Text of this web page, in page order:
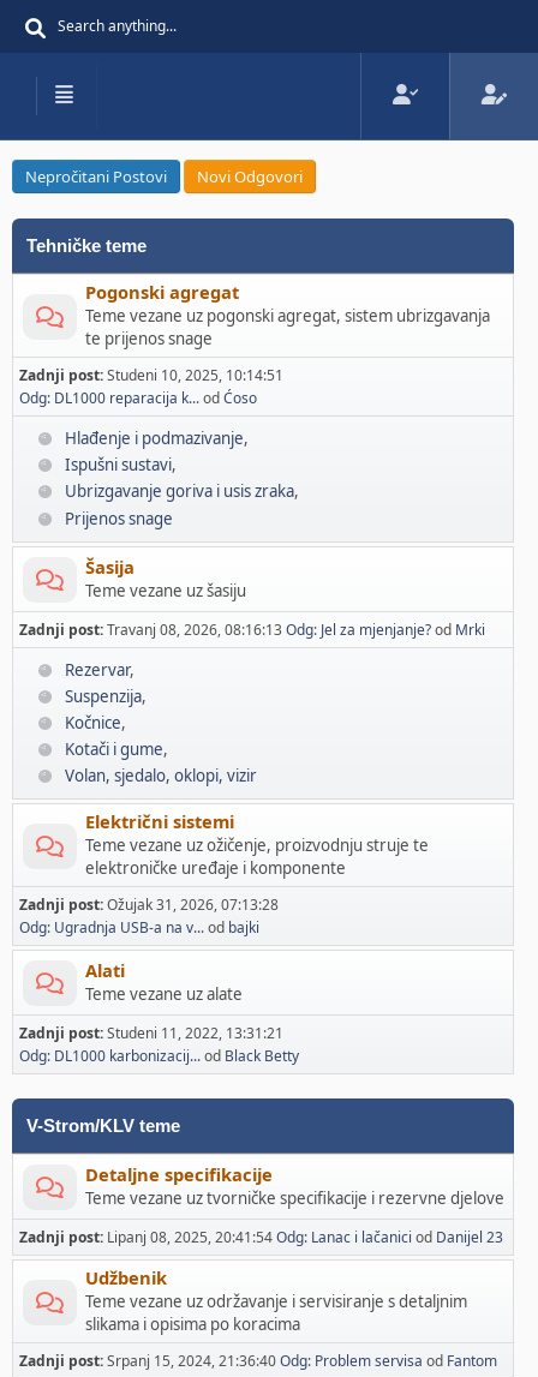
Nepročitani Postovi Novi Odgovori
Tehničke teme
Pogonski agregat
Teme vezane uz pogonski agregat, sistem ubrizgavanja
te prijenos snage
Zadnji post:Studeni 10, 2025, 10:14:51
Odg: DL1000 reparacija k...odĆoso
Hlađenje i podmazivanje
Ispušni sustavi
Ubrizgavanje goriva i usis zraka
Prijenos snage
Šasija
Teme vezane uz šasiju
Zadnji post:Travanj 08, 2026, 08:16:13Odg: Jel za mjenjanje?od Mrki
Rezervar
Suspenzija
Kočnice
Kotači i gume
Volan, sjedalo, oklopi, vizir
Električni sistemi
Teme vezane uz ožičenje, proizvodnju struje te
elektroničke uređaje i komponente
Zadnji post:Ožujak 31, 2026, 07:13:28
Odg: Ugradnja USB-a na v...od bajki
Alati
Teme vezane uz alate
Zadnji post:Studeni 11, 2022, 13:31:21
Odg: DL1000 karbonizacij...od Black Betty
V-Strom/KLV teme
Detaljne specifikacije
Teme vezane uz tvorničke specifikacije i rezervne djelove
Zadnji post: Lipanj 08, 2025, 20:41:54Odg: Lanac i lačanici od Danijel 23
Udžbenik
Teme vezane uz održavanje i servisiranje s detaljnim
slikama i opisima po koracima
Zadnji post:Srpanj 15, 2024, 21:36:40Odg: Problem servisa od Fantom